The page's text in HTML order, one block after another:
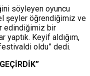
söyleyen oyuncu
şeyler öğrendiğimiz ve
edindiğimiz bir
Keyif aldığım,
oldu” dedi.